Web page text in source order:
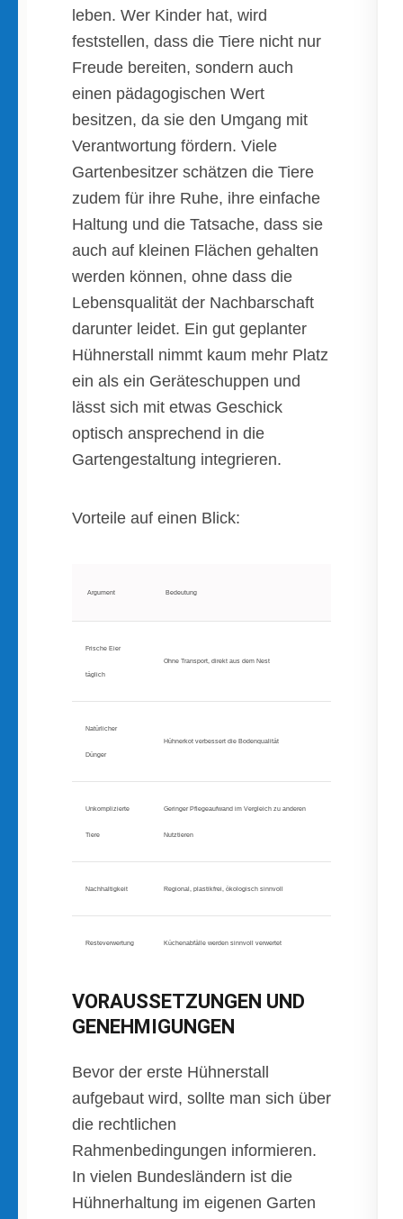
leben. Wer Kinder hat, wird
feststellen, dass die Tiere nicht nur
Freude bereiten, sondern auch
einen pädagogischen Wert
besitzen, da sie den Umgang mit
Verantwortung fördern. Viele
Gartenbesitzer schätzen die Tiere
zudem für ihre Ruhe, ihre einfache
Haltung und die Tatsache, dass sie
auch auf kleinen Flächen gehalten
werden können, ohne dass die
Lebensqualität der Nachbarschaft
darunter leidet. Ein gut geplanter
Hühnerstall nimmt kaum mehr Platz
ein als ein Geräteschuppen und
lässt sich mit etwas Geschick
optisch ansprechend in die
Gartengestaltung integrieren.
Vorteile auf einen Blick:
Argument Bedeutung
Frische Eier
täglich
Ohne Transport, direkt aus dem Nest
Natürlicher
Dünger
Hühnerkot verbessert die Bodenqualität
Unkomplizierte
Tiere
Geringer Pflegeaufwand im Vergleich zu anderen
Nutztieren
Nachhaltigkeit Regional, plastikfrei, ökologisch sinnvoll
Resteverwertung Küchenabfälle werden sinnvoll verwertet
VORAUSSETZUNGEN UND
GENEHMIGUNGEN
Bevor der erste Hühnerstall
aufgebaut wird, sollte man sich über
die rechtlichen
Rahmenbedingungen informieren.
In vielen Bundesländern ist die
Hühnerhaltung im eigenen Garten